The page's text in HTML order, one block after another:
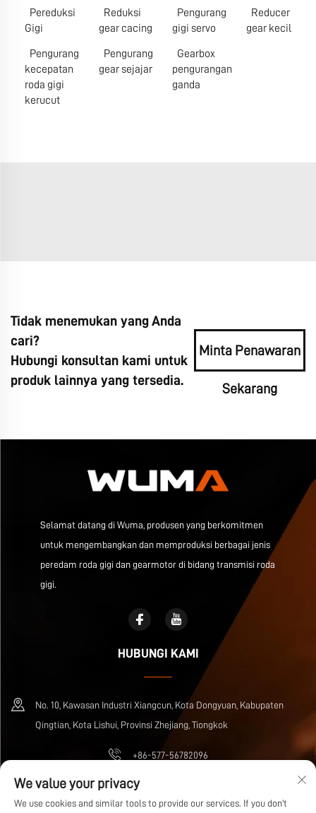
Pereduksi
Gigi
Reduksi
gear cacing
Pengurang
gigi servo
Reducer
gear kecil
Pengurang
kecepatan
roda gigi
kerucut
Pengurang
gear sejajar
Gearbox
pengurangan
ganda
Tidak menemukan yang Anda
cari?
Hubungi konsultan kami untuk
produk lainnya yang tersedia.
Minta Penawaran
Sekarang
Selamat datang di Wuma, produsen yang berkomitmen
untuk mengembangkan dan memproduksi berbagai jenis
peredam roda gigi dan gearmotor di bidang transmisi roda
gigi.
HUBUNGI KAMI
No. 10, Kawasan Industri Xiangcun, Kota Dongyuan, Kabupaten
Qingtian, Kota Lishui, Provinsi Zhejiang, Tiongkok
+86-577-56782096
[email protected]
We value your privacy
We use cookies and similar tools to provide our services. If you don't